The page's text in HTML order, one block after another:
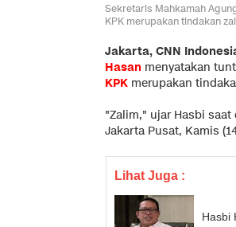
Sekretaris Mahkamah
KPK merupakan tindakan
Jakarta, CNN
Hasan menyatakan
KPK merupakan
"Zalim," ujar Hasbi
Jakarta Pusat, Kamis
Lihat Juga :
Hasbi